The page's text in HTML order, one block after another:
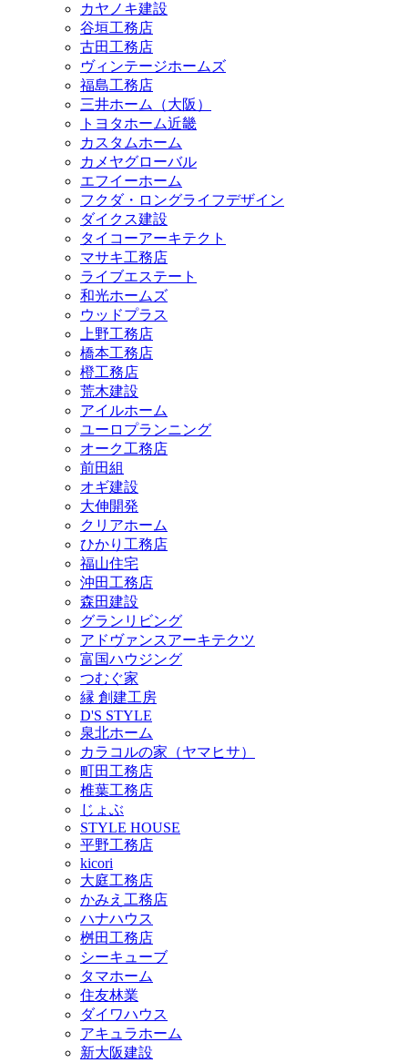
カヤノキ建設
谷垣工務店
古田工務店
ヴィンテージホームズ
福島工務店
三井ホーム（大阪）
トヨタホーム近畿
カスタムホーム
カメヤグローバル
エフイーホーム
フクダ・ロングライフデザイン
ダイクス建設
タイコーアーキテクト
マサキ工務店
ライブエステート
和光ホームズ
ウッドプラス
上野工務店
橋本工務店
橙工務店
荒木建設
アイルホーム
ユーロプランニング
オーク工務店
前田組
オギ建設
大伸開発
クリアホーム
ひかり工務店
福山住宅
沖田工務店
森田建設
グランリビング
アドヴァンスアーキテクツ
富国ハウジング
つむぐ家
縁 創建工房
D'S STYLE
泉北ホーム
カラコルの家（ヤマヒサ）
町田工務店
椎葉工務店
じょぶ
STYLE HOUSE
平野工務店
kicori
大庭工務店
かみえ工務店
ハナハウス
桝田工務店
シーキューブ
タマホーム
住友林業
ダイワハウス
アキュラホーム
新大阪建設